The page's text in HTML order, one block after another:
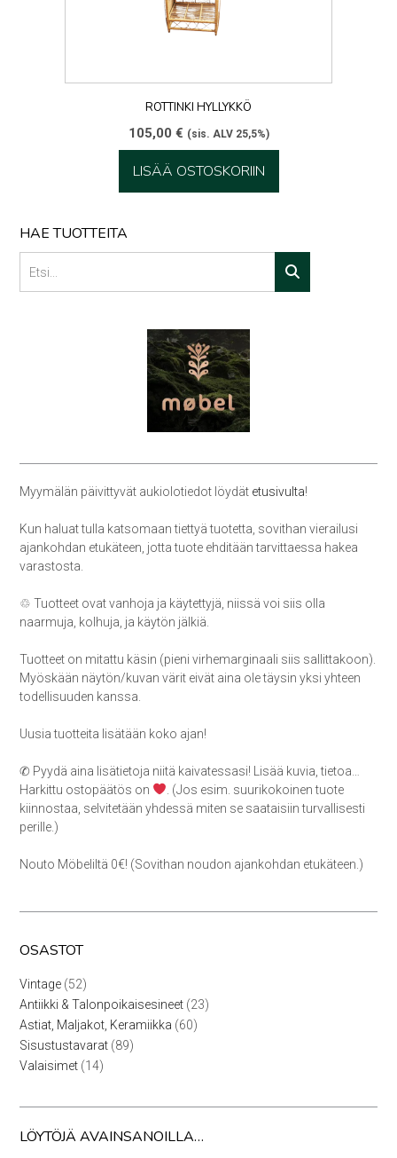
ROTTINKI HYLLYKKÖ
105,00 € (sis. ALV 25,5%)
LISÄÄ OSTOSKORIIN
HAE TUOTTEITA
Myymälän päivittyvät aukiolotiedot löydät etusivulta!
Kun haluat tulla katsomaan tiettyä tuotetta, sovithan vierailusi
ajankohdan etukäteen, jotta tuote ehditään tarvittaessa hakea
varastosta.
♲ Tuotteet ovat vanhoja ja käytettyjä, niissä voi siis olla
naarmuja, kolhuja, ja käytön jälkiä.
Tuotteet on mitattu käsin (pieni virhemarginaali siis sallittakoon).
Myöskään näytön/kuvan värit eivät aina ole täysin yksi yhteen
todellisuuden kanssa.
Uusia tuotteita lisätään koko ajan!
✆ Pyydä aina lisätietoja niitä kaivatessasi! Lisää kuvia, tietoa…
Harkittu ostopäätös on
. (Jos esim. suurikokoinen tuote
kiinnostaa, selvitetään yhdessä miten se saataisiin turvallisesti
perille.)
Nouto Möbeliltä 0€! (Sovithan noudon ajankohdan etukäteen.)
OSASTOT
Vintage 5252
tuotetta
Antiikki & Talonpoikaisesineet 2323
Astiat, Maljakot, Keramiikka 6060
Sisustustavarat 8989
Valaisimet 1414
LÖYTÖJÄ AVAINSANOILLA…